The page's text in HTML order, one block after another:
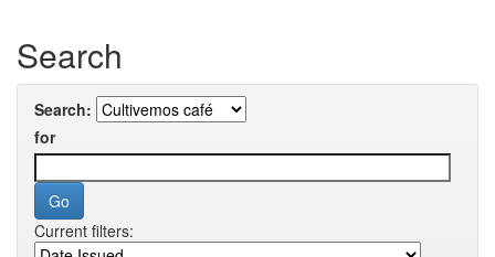
Search
Search:
for
Current filters: